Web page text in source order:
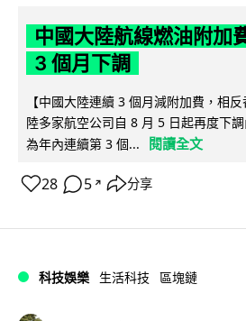
中國大陸航線燃油附加
3 個月下調
【中國大陸連續 3 個月減附加費，相
陸多家航空公司自 8 月 5 日起再度下
為年內連續第 3 個...
閱讀全文
28 5 ↗ 分享
科技娛樂 生活科技 區塊鏈